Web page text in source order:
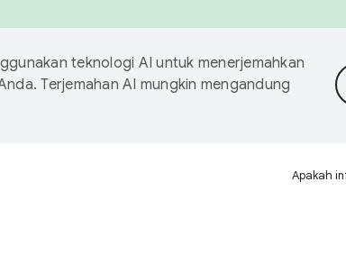
teknologi AI untuk menerjemahkan
Terjemahan AI mungkin mengandung
Apakah